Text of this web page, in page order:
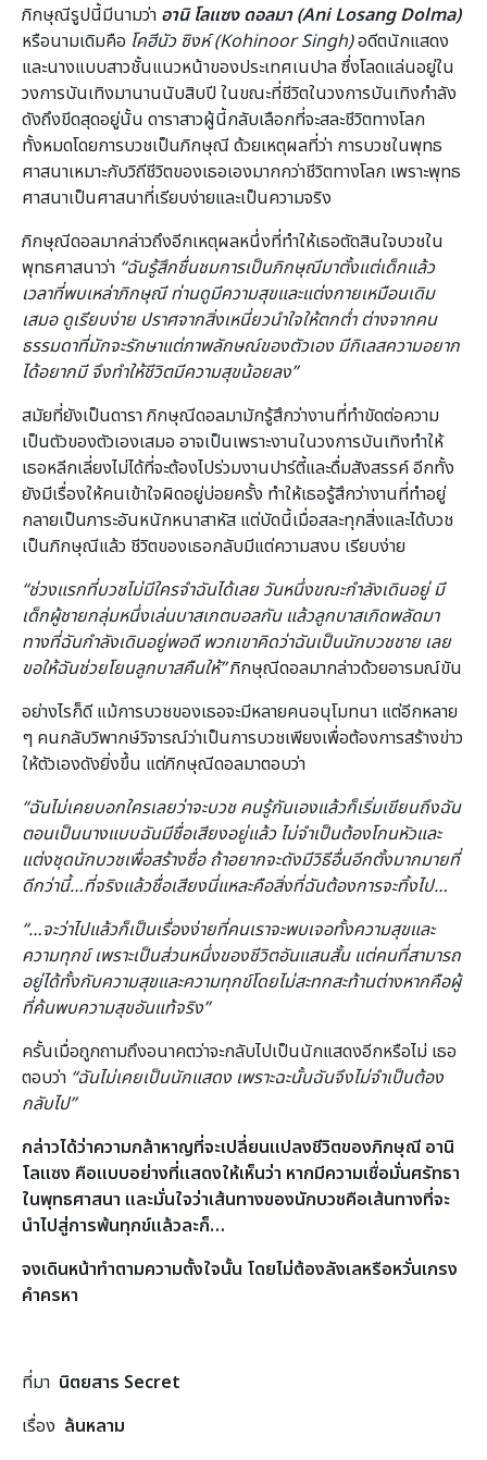
ภิกษุณีรูปนี้มีนามว่า อานิ โลแซง ดอลมา (Ani Losang Dolma)
หรือนามเดิมคือ โคฮีนัว ซิงห์ (Kohinoor Singh)อดีตนักแสดง
และนางแบบสาวชั้นแนวหน้าของประเทศเนปาล ซึ่งโลดแล่นอยู่ใน
วงการบันเทิงมานานนับสิบปี ในขณะที่ชีวิตในวงการบันเทิงกำลัง
ดังถึงขีดสุดอยู่นั้น ดาราสาวผู้นี้กลับเลือกที่จะสละชีวิตทางโลก
ทั้งหมดโดยการบวชเป็นภิกษุณี ด้วยเหตุผลที่ว่า การบวชในพุทธ
ศาสนาเหมาะกับวิถีชีวิตของเธอเองมากกว่าชีวิตทางโลก เพราะพุทธ
ศาสนาเป็นศาสนาที่เรียบง่ายและเป็นความจริง
ภิกษุณีดอลมากล่าวถึงอีกเหตุผลหนึ่งที่ทำให้เธอตัดสินใจบวชใน
พุทธศาสนาว่า “ฉันรู้สึกชื่นชมการเป็นภิกษุณีมาตั้งแต่เด็กแล้ว
เวลาที่พบเหล่าภิกษุณี ท่านดูมีความสุขและแต่งกายเหมือนเดิม
เสมอ ดูเรียบง่าย ปราศจากสิ่งเหนี่ยวนำใจให้ตกต่ำ ต่างจากคน
ธรรมดาที่มักจะรักษาแต่ภาพลักษณ์ของตัวเอง มีกิเลสความอยาก
ได้อยากมี จึงทำให้ชีวิตมีความสุขน้อยลง”
สมัยที่ยังเป็นดารา ภิกษุณีดอลมามักรู้สึกว่างานที่ทำขัดต่อความ
เป็นตัวของตัวเองเสมอ อาจเป็นเพราะงานในวงการบันเทิงทำให้
เธอหลีกเลี่ยงไม่ได้ที่จะต้องไปร่วมงานปาร์ตี้และดื่มสังสรรค์ อีกทั้ง
ยังมีเรื่องให้คนเข้าใจผิดอยู่บ่อยครั้ง ทำให้เธอรู้สึกว่างานที่ทำอยู่
กลายเป็นภาระอันหนักหนาสาหัส แต่บัดนี้เมื่อสละทุกสิ่งและได้บวช
เป็นภิกษุณีแล้ว ชีวิตของเธอกลับมีแต่ความสงบ เรียบง่าย
“ช่วงแรกที่บวชไม่มีใครจำฉันได้เลย วันหนึ่งขณะกำลังเดินอยู่ มี
เด็กผู้ชายกลุ่มหนึ่งเล่นบาสเกตบอลกัน แล้วลูกบาสเกิดพลัดมา
ทางที่ฉันกำลังเดินอยู่พอดี พวกเขาคิดว่าฉันเป็นนักบวชชาย เลย
ขอให้ฉันช่วยโยนลูกบาสคืนให้”ภิกษุณีดอลมากล่าวด้วยอารมณ์ขัน
อย่างไรก็ดี แม้การบวชของเธอจะมีหลายคนอนุโมทนา แต่อีกหลาย
ๆ คนกลับวิพากษ์วิจารณ์ว่าเป็นการบวชเพียงเพื่อต้องการสร้างข่าว
ให้ตัวเองดังยิ่งขึ้น แต่ภิกษุณีดอลมาตอบว่า
“ฉันไม่เคยบอกใครเลยว่าจะบวช คนรู้กันเองแล้วก็เริ่มเขียนถึงฉัน
ตอนเป็นนางแบบฉันมีชื่อเสียงอยู่แล้ว ไม่จำเป็นต้องโกนหัวและ
แต่งชุดนักบวชเพื่อสร้างชื่อ ถ้าอยากจะดังมีวิธีอื่นอีกตั้งมากมายที่
ดีกว่านี้…ที่จริงแล้วชื่อเสียงนี่แหละคือสิ่งที่ฉันต้องการจะทิ้งไป…
“…จะว่าไปแล้วก็เป็นเรื่องง่ายที่คนเราจะพบเจอทั้งความสุขและ
ความทุกข์ เพราะเป็นส่วนหนึ่งของชีวิตอันแสนสั้น แต่คนที่สามารถ
อยู่ได้ทั้งกับความสุขและความทุกข์โดยไม่สะทกสะท้านต่างหากคือผู้
ที่ค้นพบความสุขอันแท้จริง”
ครั้นเมื่อถูกถามถึงอนาคตว่าจะกลับไปเป็นนักแสดงอีกหรือไม่ เธอ
ตอบว่า “ฉันไม่เคยเป็นนักแสดง เพราะฉะนั้นฉันจึงไม่จำเป็นต้อง
กลับไป”
กล่าวได้ว่าความกล้าหาญที่จะเปลี่ยนแปลงชีวิตของภิกษุณี อานิ
โลแซง คือแบบอย่างที่แสดงให้เห็นว่า หากมีความเชื่อมั่นศรัทธา
ในพุทธศาสนา และมั่นใจว่าเส้นทางของนักบวชคือเส้นทางที่จะ
นำไปสู่การพ้นทุกข์แล้วละก็…
จงเดินหน้าทำตามความตั้งใจนั้น โดยไม่ต้องลังเลหรือหวั่นเกรง
คำครหา
ที่มา นิตยสาร Secret
เรื่อง ล้นหลาม